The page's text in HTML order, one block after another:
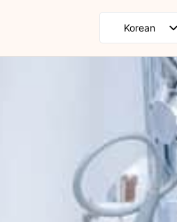
Korean
French
Portuguese
Japanese
German
Italian